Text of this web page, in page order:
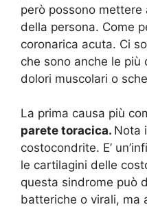
però possono mettere
della persona. Come
coronarica acuta. Ci
che sono anche le più
dolori muscolari o
La prima causa più
parete toracica. Nota
costocondrite. E’
le cartilagini delle
questa sindrome può
batteriche o virali, ma